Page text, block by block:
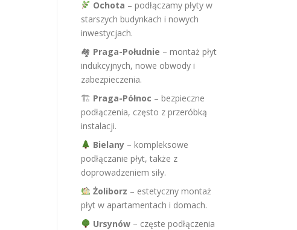
Ochota – podłączamy płyty w
starszych budynkach i nowych
inwestycjach.
🏘 Praga-Południe – montaż płyt
indukcyjnych, nowe obwody i
zabezpieczenia.
🏗 Praga-Północ – bezpieczne
podłączenia, często z przeróbką
instalacji.
Bielany– kompleksowe
podłączanie płyt, także z
doprowadzeniem siły.
Żoliborz – estetyczny montaż
płyt w apartamentach i domach.
Ursynów– częste podłączenia